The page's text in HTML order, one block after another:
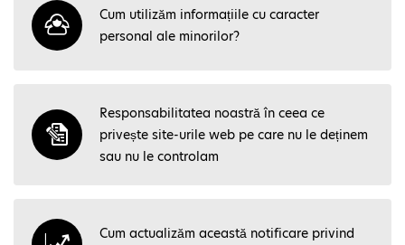
Cum utilizăm informațiile cu caracter
personal ale minorilor?
Responsabilitatea noastră în ceea ce
privește site-urile web pe care nu le deținem
sau nu le controlam
Cum actualizăm această notificare privind